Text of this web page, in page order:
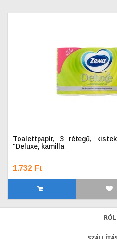
Toalettpapír, 3 rétegű,
"Deluxe, kamilla
1.732 Ft